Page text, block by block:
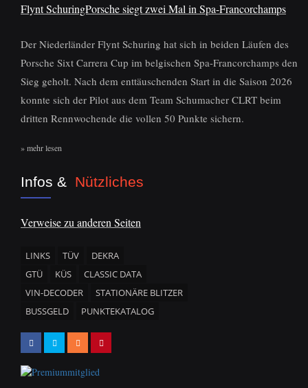
Flynt SchuringPorsche siegt zwei Mal in Spa-Francorchamps
Der Niederländer Flynt Schuring hat sich in beiden Läufen des
Porsche Sixt Carrera Cup im belgischen Spa-Francorchamps den
Sieg geholt. Nach dem enttäuschenden Start in die Saison 2026
konnte sich der Pilot aus dem Team Schumacher CLRT beim
dritten Rennwochende die vollen 50 Punkte sichern.
» mehr lesen
Infos & Nützliches
Verweise zu anderen Seiten
LINKS TÜV
DEKRA
GTÜ
KÜS
CLASSIC DATA
VIN-DECODER
STATIONÄRE BLITZER
BUSSGELD
PUNKTEKATALOG